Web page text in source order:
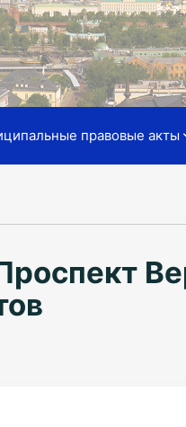
правовые акты